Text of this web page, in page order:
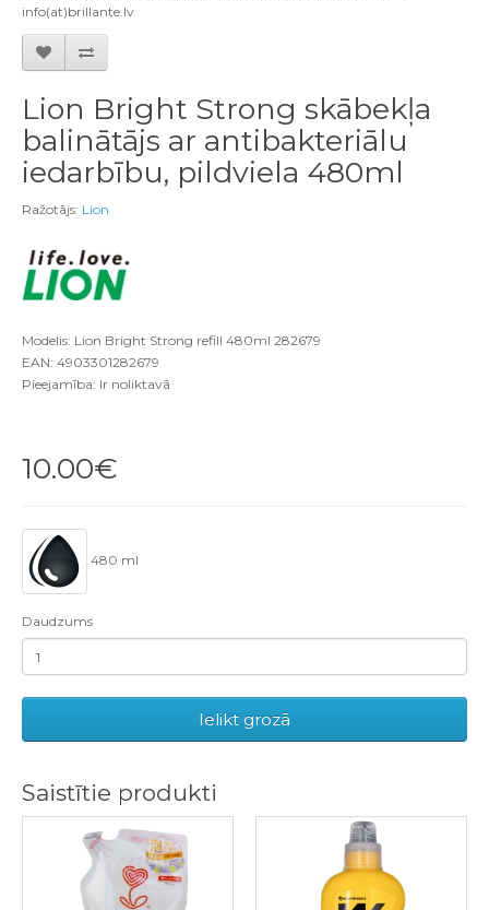
info(at)brillante.lv
Lion Bright Strong skābekļa
balinātājs ar antibakteriālu
iedarbību, pildviela 480ml
Ražotājs: Lion
Modelis: Lion Bright Strong refill 480ml 282679
EAN: 4903301282679
Pieejamība: Ir noliktavā
10.00€
480 ml
Daudzums
Ielikt grozā
Saistītie produkti